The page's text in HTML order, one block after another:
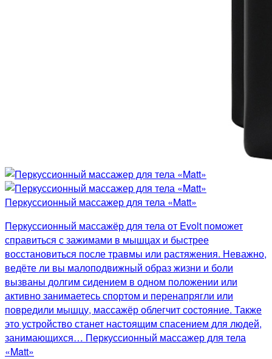
Перкуссионный массажер для тела «Matt»
Перкуссионный массажёр для тела от Evolt поможет
справиться с зажимами в мышцах и быстрее
восстановиться после травмы или растяжения. Неважно,
ведёте ли вы малоподвижный образ жизни и боли
вызваны долгим сидением в одном положении или
активно занимаетесь спортом и перенапрягли или
повредили мышцу, массажёр облегчит состояние. Также
это устройство станет настоящим спасением для людей,
занимающихся… Перкуссионный массажер для тела
«Matt»